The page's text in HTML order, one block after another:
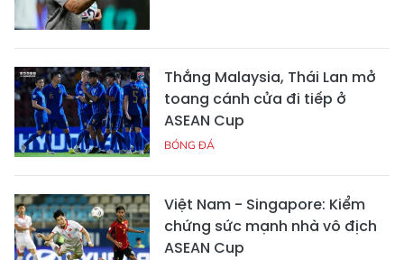
Thắng Malaysia, Thái Lan mở
toang cánh cửa đi tiếp ở
ASEAN Cup
BÓNG ĐÁ
Việt Nam - Singapore: Kiểm
chứng sức mạnh nhà vô địch
ASEAN Cup